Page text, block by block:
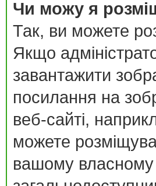
Чи можу я
Так, ви можете
Якщо
завантажити
посилання на
веб-сайті,
можете
вашому власному